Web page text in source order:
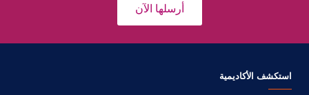
أرسلها الآن
استكشف الأكاديمية